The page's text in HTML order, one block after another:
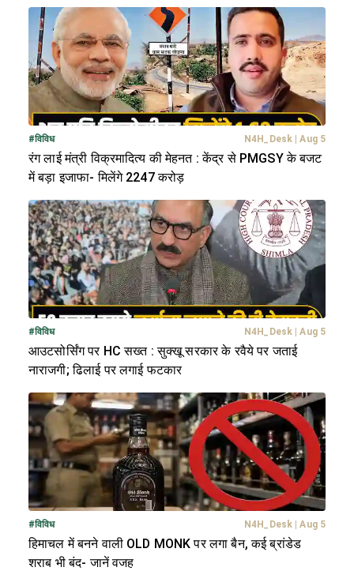
#विविध N4H_Desk Aug 5
रंग लाई मंत्री विक्रमादित्य की मेहनत : केंद्र से PMGSY के बजट
में बड़ा इजाफा- मिलेंगे 2247 करोड़
#विविध N4H_Desk Aug 5
आउटसोर्सिंग पर HC सख्त : सुक्खू सरकार के रवैये पर जताई
नाराजगी; ढिलाई पर लगाई फटकार
#विविध N4H_Desk Aug 5
हिमाचल में बनने वाली OLD MONK पर लगा बैन, कई ब्रांडेड
शराब भी बंद- जानें वजह